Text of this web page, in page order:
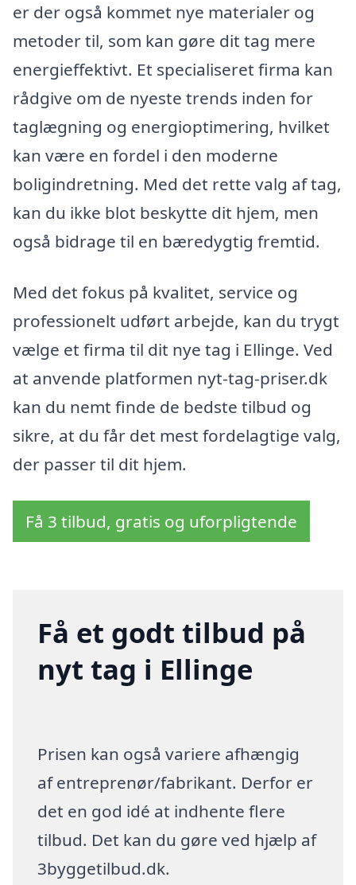
er der også kommet nye materialer og
metoder til, som kan gøre dit tag mere
energieffektivt. Et specialiseret firma kan
rådgive om de nyeste trends inden for
taglægning og energioptimering, hvilket
kan være en fordel i den moderne
boligindretning. Med det rette valg af tag,
kan du ikke blot beskytte dit hjem, men
også bidrage til en bæredygtig fremtid.
Med det fokus på kvalitet, service og
professionelt udført arbejde, kan du trygt
vælge et firma til dit nye tag i Ellinge. Ved
at anvende platformen nyt-tag-priser.dk
kan du nemt finde de bedste tilbud og
sikre, at du får det mest fordelagtige valg,
der passer til dit hjem.
Få 3 tilbud, gratis og uforpligtende
Få et godt tilbud på
nyt tag i Ellinge
Prisen kan også variere afhængig
af entreprenør/fabrikant. Derfor er
det en god idé at indhente flere
tilbud. Det kan du gøre ved hjælp af
3byggetilbud.dk.